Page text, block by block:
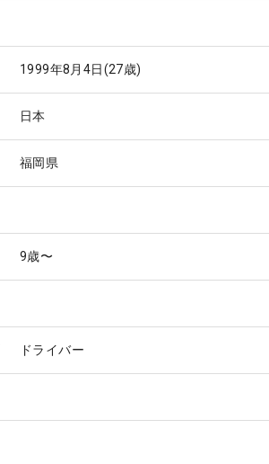
1999年8月4日(27歳)
日本
福岡県
9歳〜
ドライバー